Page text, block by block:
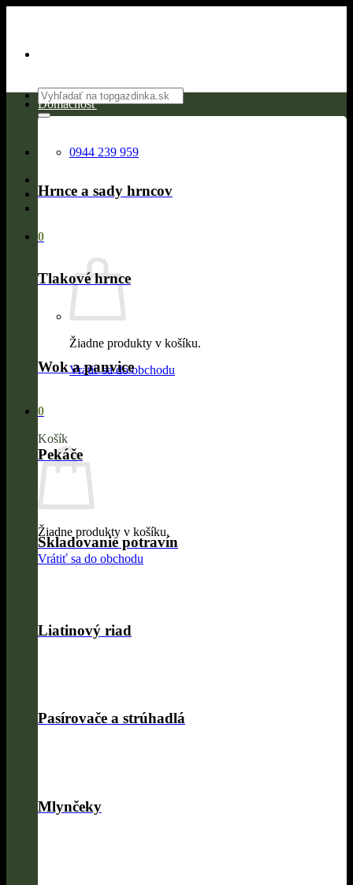
Hľadať:
0944 239 959
0
Žiadne produkty v košíku.
Vrátiť sa do obchodu
0
Košík
Žiadne produkty v košíku.
Vrátiť sa do obchodu
Domácnosť
Hrnce a sady hrncov
Tlakové hrnce
Wok a panvice
Pekáče
Skladovanie potravín
Liatinový riad
Pasírovače a strúhadlá
Mlynčeky